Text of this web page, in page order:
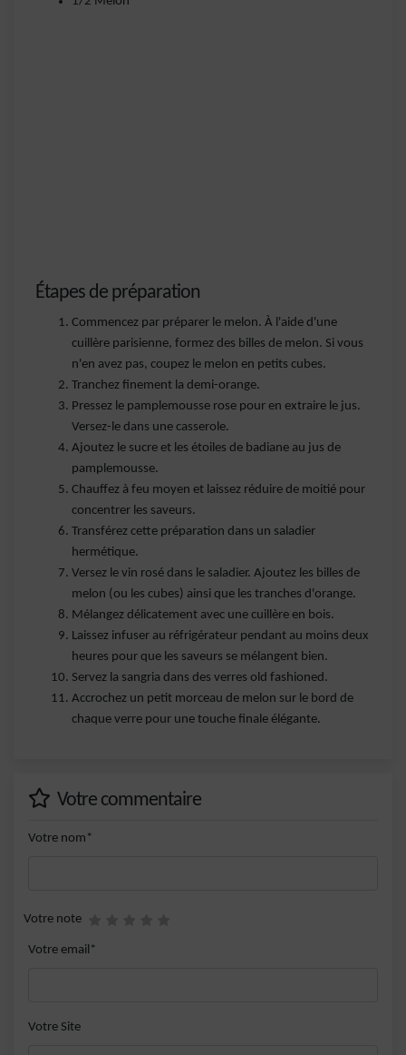
Étapes de préparation
Commencez par préparer le melon. À l'aide d'une
cuillère parisienne, formez des billes de melon. Si vous
n'en avez pas, coupez le melon en petits cubes.
Tranchez finement la demi-orange.
Pressez le pamplemousse rose pour en extraire le jus.
Versez-le dans une casserole.
Ajoutez le sucre et les étoiles de badiane au jus de
pamplemousse.
Chauffez à feu moyen et laissez réduire de moitié pour
concentrer les saveurs.
Transférez cette préparation dans un saladier
hermétique.
Versez le vin rosé dans le saladier. Ajoutez les billes de
melon (ou les cubes) ainsi que les tranches d'orange.
Mélangez délicatement avec une cuillère en bois.
Laissez infuser au réfrigérateur pendant au moins deux
heures pour que les saveurs se mélangent bien.
Servez la sangria dans des verres old fashioned.
Accrochez un petit morceau de melon sur le bord de
chaque verre pour une touche finale élégante.
Votre commentaire
Votre nom*
Votre note
Votre email*
Votre Site